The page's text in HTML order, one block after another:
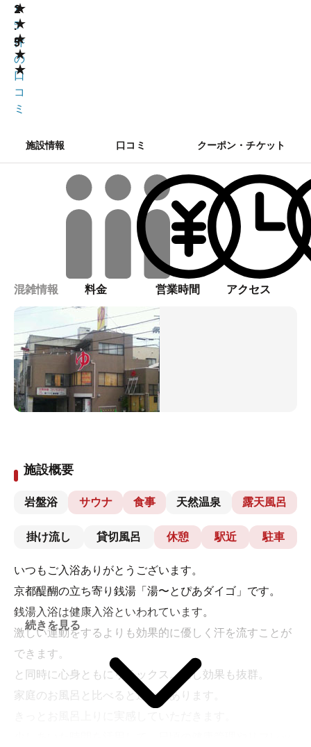
★
★
★
★
★
2
.
5
1
5
件
の
口
コ
ミ
施設情報 口コミ クーポン・チケット
混雑情報 料金 営業時間 アクセス
施設概要
岩盤浴 サウナ 食事 天然温泉 露天風呂
掛け流し 貸切風呂 休憩 駅近 駐車
いつもご入浴ありがとうございます。
京都醍醐の立ち寄り銭湯「湯〜とぴあダイゴ」です。
銭湯入浴は健康入浴といわれています。
激しい運動をするよりも効果的に優しく汗を流すことが
できます。
と同時に心身ともにリラックス。癒し効果も抜群。
家庭のお風呂と比べると違いがあります。
続きを見る